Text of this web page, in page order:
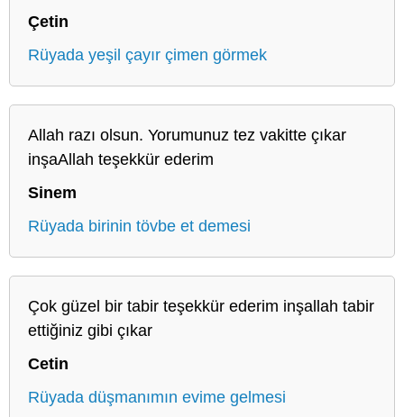
Çetin
Rüyada yeşil çayır çimen görmek
Allah razı olsun. Yorumunuz tez vakitte çıkar
inşaAllah teşekkür ederim
Sinem
Rüyada birinin tövbe et demesi
Çok güzel bir tabir teşekkür ederim inşallah tabir
ettiğiniz gibi çıkar
Cetin
Rüyada düşmanımın evime gelmesi